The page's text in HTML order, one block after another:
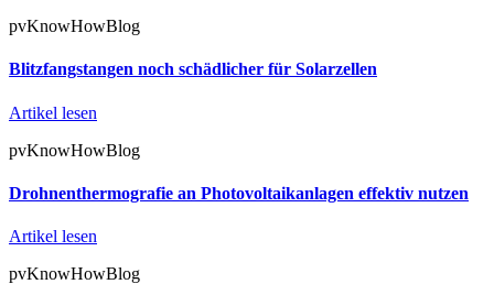
pvKnowHowBlog
Blitzfangstangen noch schädlicher für Solarzellen
Artikel lesen
pvKnowHowBlog
Drohnenthermografie an Photovoltaikanlagen effektiv nutzen
Artikel lesen
pvKnowHowBlog